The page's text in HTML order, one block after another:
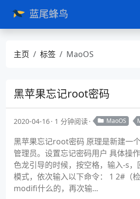
蓝尾蜂鸟
主页 标签 MaoOS
黑苹果忘记root密码
2020-04-16 1 分钟阅读 MaoOS
黑苹果忘记root密码 原理是新建一
管理员。设置忘记密码用户 具体操
色龙引导的时候，按空格，输入-s，
模式，依次输入以下命令： 1 2#（
modifi什么的，再次输...